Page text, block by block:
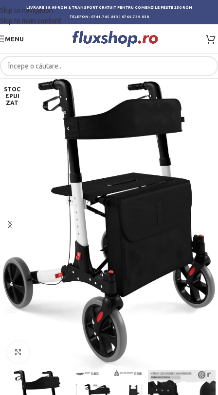
Skip to navigation
Skip to main content
LIVRARE 19.99 RON & TRANSPORT GRATUIT PENTRU COMENZILE PESTE 250 RON
TELEFON: 0741.745.813 0766.739.038
MENU
STOC
EPUI
ZAT